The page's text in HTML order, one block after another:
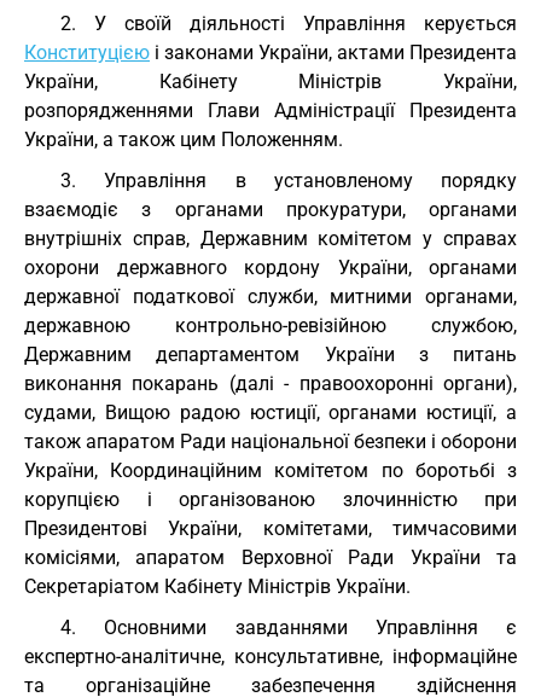
2. У своїй діяльності Управління керується
Конституцією і законами України, актами Президента
України, Кабінету Міністрів України,
розпорядженнями Глави Адміністрації Президента
України, а також цим Положенням.
3. Управління в установленому порядку
взаємодіє з органами прокуратури, органами
внутрішніх справ, Державним комітетом у справах
охорони державного кордону України, органами
державної податкової служби, митними органами,
державною контрольно-ревізійною службою,
Державним департаментом України з питань
виконання покарань (далі - правоохоронні органи),
судами, Вищою радою юстиції, органами юстиції, а
також апаратом Ради національної безпеки і оборони
України, Координаційним комітетом по боротьбі з
корупцією і організованою злочинністю при
Президентові України, комітетами, тимчасовими
комісіями, апаратом Верховної Ради України та
Секретаріатом Кабінету Міністрів України.
4. Основними завданнями Управління є
експертно-аналітичне, консультативне, інформаційне
та організаційне забезпечення здійснення